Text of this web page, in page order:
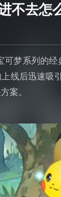
不去怎
可梦系列的
线后迅速吸
案。